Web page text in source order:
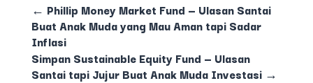
← Phillip Money Market Fund — Ulasan Santai
Buat Anak Muda yang Mau Aman tapi Sadar
Inflasi
Simpan Sustainable Equity Fund — Ulasan
Santai tapi Jujur Buat Anak Muda Investasi→